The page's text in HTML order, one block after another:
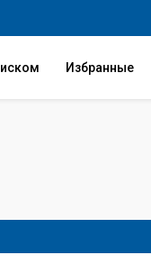
Избранные